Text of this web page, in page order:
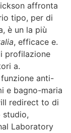
affronta
tipo, per di
è un la più
, efficace e.
profilazione
a.
funzione anti-
e bagno-maria
redirect to di
studio,
Laboratory